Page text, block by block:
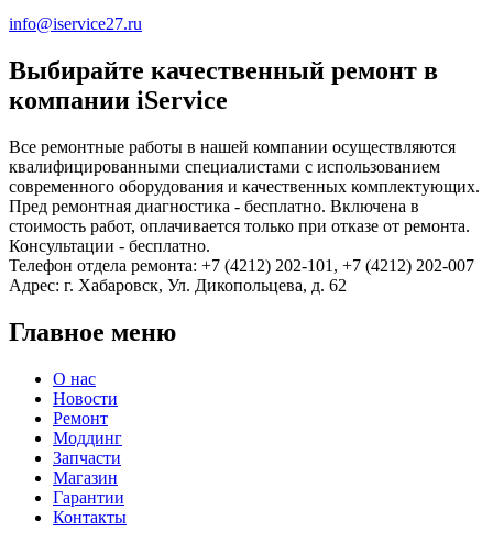
info@iservice27.ru
Выбирайте качественный ремонт в
компании iService
Все ремонтные работы в нашей компании осуществляются
квалифицированными специалистами с использованием
современного оборудования и качественных комплектующих.
Пред ремонтная диагностика - бесплатно. Включена в
стоимость работ, оплачивается только при отказе от ремонта.
Консультации - бесплатно.
Телефон отдела ремонта: +7 (4212) 202-101, +7 (4212) 202-007
Адрес: г. Хабаровск, Ул. Дикопольцева, д. 62
Главное меню
О нас
Новости
Ремонт
Моддинг
Запчасти
Магазин
Гарантии
Контакты